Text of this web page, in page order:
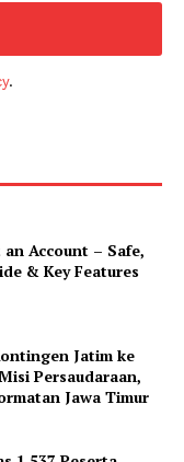
.
Account – Safe,
& Key Features
Jatim ke
Persaudaraan,
Jawa Timur